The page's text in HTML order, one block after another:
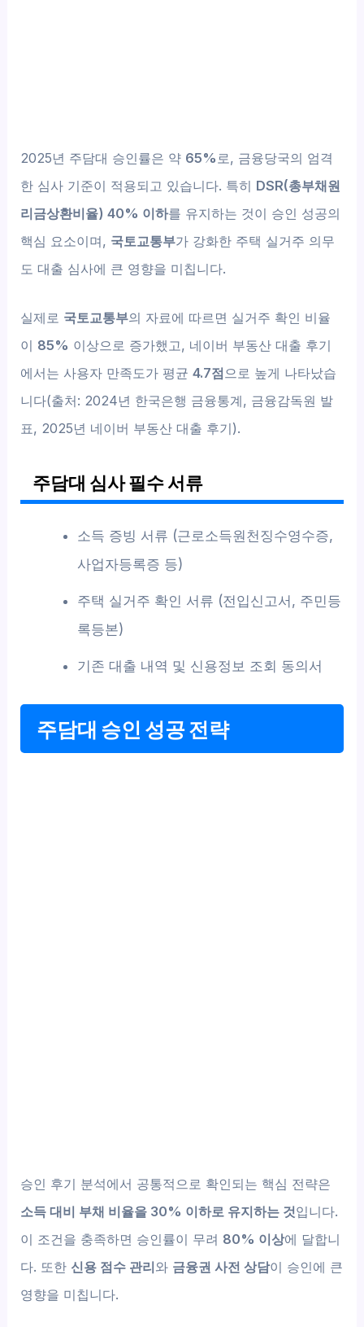
2025년 주담대 승인률은 약 65% 로, 금융당국의 엄격
한 심사 기준이 적용되고 있습니다. 특히 DSR(총부채원
리금상환비율) 40% 이하를 유지하는 것이 승인 성공의
핵심 요소이며, 국토교통부가 강화한 주택 실거주 의무
도 대출 심사에 큰 영향을 미칩니다.
실제로 국토교통부의 자료에 따르면 실거주 확인 비율
이 85% 이상으로 증가했고, 네이버 부동산 대출 후기
에서는 사용자 만족도가 평균4.7점 으로 높게 나타났습
니다(출처: 2024년 한국은행 금융통계, 금융감독원 발
표, 2025년 네이버 부동산 대출 후기).
주담대 심사 필수 서류
소득 증빙 서류 (근로소득원천징수영수증,
사업자등록증 등)
주택 실거주 확인 서류 (전입신고서, 주민등
록등본)
기존 대출 내역 및 신용정보 조회 동의서
주담대 승인 성공 전략
승인 후기 분석에서 공통적으로 확인되는 핵심 전략은
소득 대비 부채 비율을 30% 이하로 유지하는 것입니다.
이 조건을 충족하면 승인률이 무려 80% 이상에 달합니
다. 또한 신용 점수 관리와 금융권 사전 상담이 승인에 큰
영향을 미칩니다.